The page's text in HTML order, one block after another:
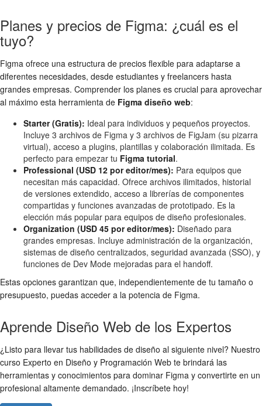
Planes y precios de Figma: ¿cuál es el
tuyo?
Figma ofrece una estructura de precios flexible para adaptarse a
diferentes necesidades, desde estudiantes y freelancers hasta
grandes empresas. Comprender los planes es crucial para aprovechar
al máximo esta herramienta de Figma diseño web:
Starter (Gratis): Ideal para individuos y pequeños proyectos.
Incluye 3 archivos de Figma y 3 archivos de FigJam (su pizarra
virtual), acceso a plugins, plantillas y colaboración ilimitada. Es
perfecto para empezar tu Figma tutorial.
Professional (USD 12 por editor/mes): Para equipos que
necesitan más capacidad. Ofrece archivos ilimitados, historial
de versiones extendido, acceso a librerías de componentes
compartidas y funciones avanzadas de prototipado. Es la
elección más popular para equipos de diseño profesionales.
Organization (USD 45 por editor/mes): Diseñado para
grandes empresas. Incluye administración de la organización,
sistemas de diseño centralizados, seguridad avanzada (SSO), y
funciones de Dev Mode mejoradas para el handoff.
Estas opciones garantizan que, independientemente de tu tamaño o
presupuesto, puedas acceder a la potencia de Figma.
Aprende Diseño Web de los Expertos
¿Listo para llevar tus habilidades de diseño al siguiente nivel? Nuestro
curso Experto en Diseño y Programación Web te brindará las
herramientas y conocimientos para dominar Figma y convertirte en un
profesional altamente demandado. ¡Inscríbete hoy!